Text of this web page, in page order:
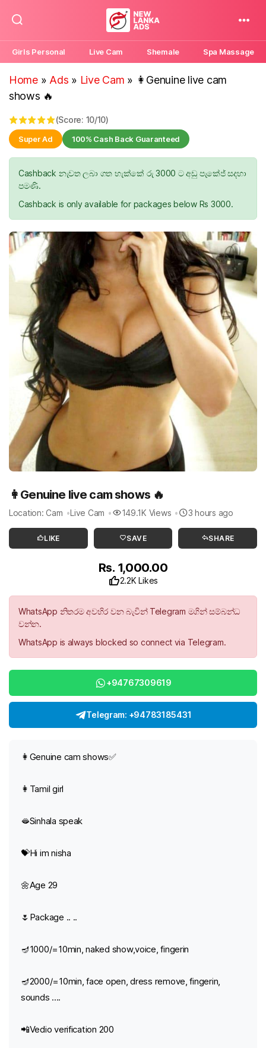
New
Lanka
Ads
Girls Personal Live Cam Shemale Spa Massage
Home» Ads » Live Cam » 👩Genuine live cam
shows 🔥
(Score: 10/10)
Super Ad 100% Cash Back Guaranteed
Cashback නැවත ලබා ගත හැක්කේ රු 3000 ට අඩු පැකේජ් සදහා
පමණි.
Cashback is only available for packages below Rs 3000.
👩Genuine live cam shows 🔥
Location: Cam Live Cam 149.1K Views 3 hours ago
LIKE SAVE SHARE
Rs. 1,000.00
2.2K Likes
WhatsApp නිතරම අවහිර වන බැවින් Telegram මගින් සම්බන්ධ
වන්න.
WhatsApp is always blocked so connect via Telegram.
+94767309619
Telegram: +94783185431
👩Genuine cam shows✅
👩Tamil girl
🫦Sinhala speak
💝Hi im nisha
🌼Age 29
🌷Package .. ..
🪔1000/=10min, naked show,voice, fingerin
🪔2000/=10min, face open, dress remove, fingerin,
sounds ....
📲Vedio verification 200